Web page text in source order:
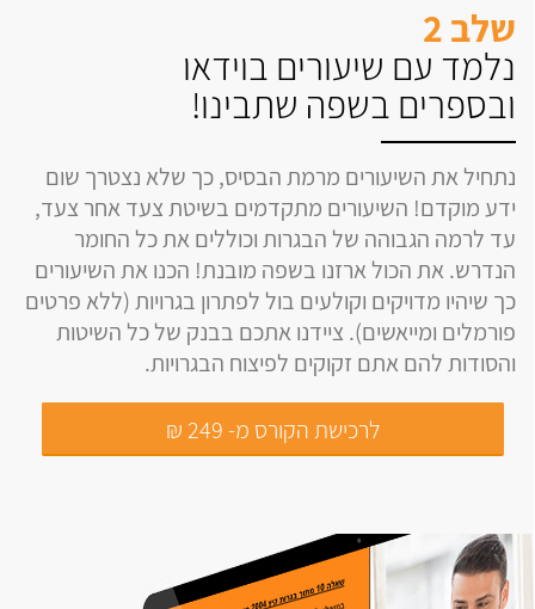
שלב 2
נלמד עם שיעורים בוידאו
ובספרים בשפה שתבינו!
נתחיל את השיעורים מרמת הבסיס, כך שלא נצטרך שום
ידע מוקדם! השיעורים מתקדמים בשיטת צעד אחר צעד,
עד לרמה הגבוהה של הבגרות וכוללים את כל החומר
הנדרש. את הכול ארזנו בשפה מובנת! הכנו את השיעורים
כך שיהיו מדויקים וקולעים בול לפתרון בגרויות (ללא פרטים
פורמלים ומייאשים). ציידנו אתכם בבנק של כל השיטות
והסודות להם אתם זקוקים לפיצוח הבגרויות.
לרכישת הקורס מ- 249 ₪